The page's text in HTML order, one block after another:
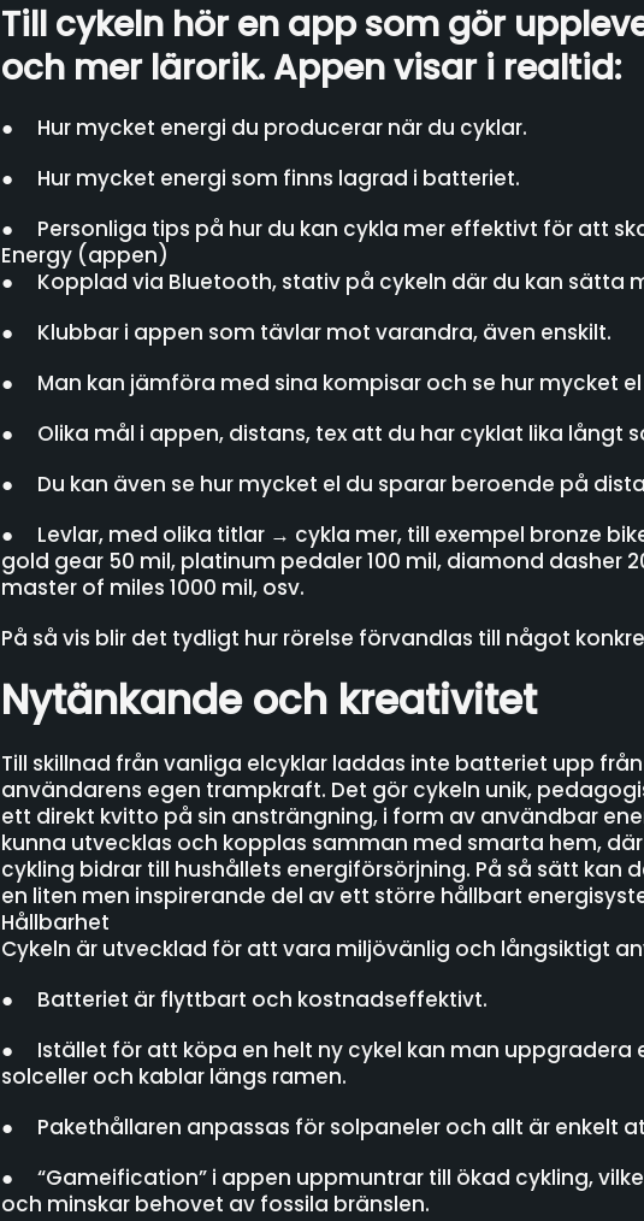
Till cykeln hör en app som gör
och mer lärorik. Appen visar i realtid:
● Hur mycket energi du producerar när du cyklar.
● Hur mycket energi som finns lagrad i batteriet.
● Personliga tips på hur du kan cykla mer effektivt för att
Energy (appen)
● Kopplad via Bluetooth, stativ på cykeln där du kan sätta
● Klubbar i appen som tävlar mot varandra, även enskilt.
● Man kan jämföra med sina kompisar och se hur mycket
● Olika mål i appen, distans, tex att du har cyklat lika långt
● Du kan även se hur mycket el du sparar beroende på
● Levlar, med olika titlar → cykla mer, till exempel bronze
gold gear 50 mil, platinum pedaler 100 mil, diamond dasher
master of miles 1000 mil, osv.
På så vis blir det tydligt hur rörelse förvandlas till något
Nytänkande och kreativitet
Till skillnad från vanliga elcyklar laddas inte batteriet upp
användarens egen trampkraft. Det gör cykeln unik,
ett direkt kvitto på sin ansträngning, i form av användbar
kunna utvecklas och kopplas samman med smarta hem,
cykling bidrar till hushållets energiförsörjning. På så sätt kan
en liten men inspirerande del av ett större hållbart
Hållbarhet
Cykeln är utvecklad för att vara miljövänlig och långsiktigt
● Batteriet är flyttbart och kostnadseffektivt.
● Istället för att köpa en helt ny cykel kan man
solceller och kablar längs ramen.
● Pakethållaren anpassas för solpaneler och allt är enkelt
● “Gameification” i appen uppmuntrar till ökad cykling,
och minskar behovet av fossila bränslen.